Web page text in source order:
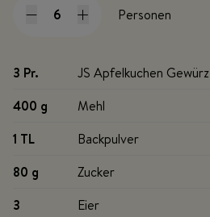
Personen
3 Pr.
JS Apfelkuchen Gewürz
400 g
Mehl
1 TL
Backpulver
80 g
Zucker
3
Eier